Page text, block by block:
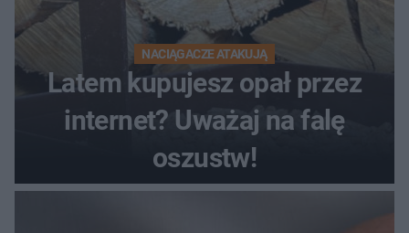
NACIĄGACZE ATAKUJĄ
Latem kupujesz opał przez
internet? Uważaj na falę
oszustw!